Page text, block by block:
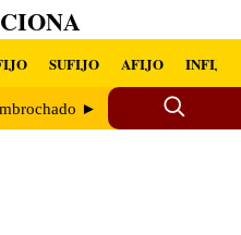
SUFIJO AFIJO INFIJO
►